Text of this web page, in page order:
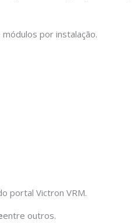
por instalação.
portal Victron VRM.
entre outros.